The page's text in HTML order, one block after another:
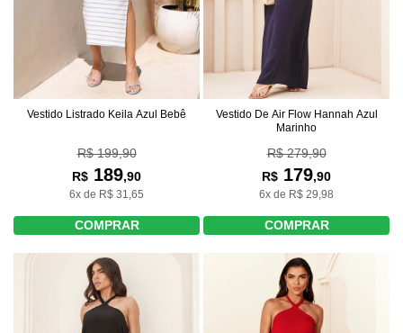
Vestido Listrado Keila Azul Bebê
R$ 199,90
R$ 189,90
6x de R$ 31,65
COMPRAR
Vestido De Air Flow Hannah Azul
Marinho
R$ 279,90
R$ 179,90
6x de R$ 29,98
COMPRAR